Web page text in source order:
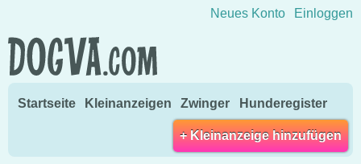
Direkt zum Inhalt wechseln
Neues Konto Einloggen
Startseite Kleinanzeigen Zwinger Hunderegister
+ Kleinanzeige hinzufügen